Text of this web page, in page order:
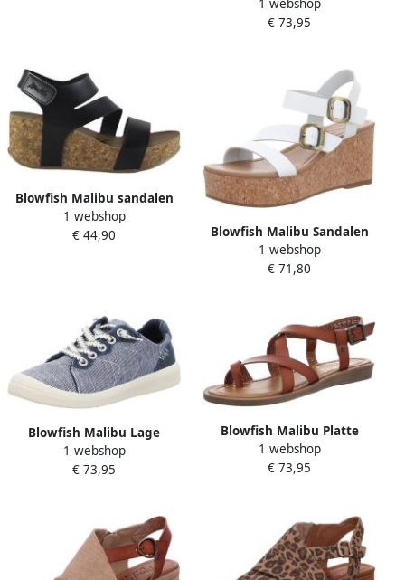
met riem heidi Bruin 40(40 )
1 webshop
€ 73,95
Blowfish Malibu sandalen
met riem leelee Zwart
1 webshop
€ 44,90
Blowfish Malibu Sandalen
met sleehak
1 webshop
€ 71,80
Blowfish Malibu Lage
Sneakers
1 webshop
€ 73,95
Blowfish Malibu Platte
sandalen
1 webshop
€ 73,95